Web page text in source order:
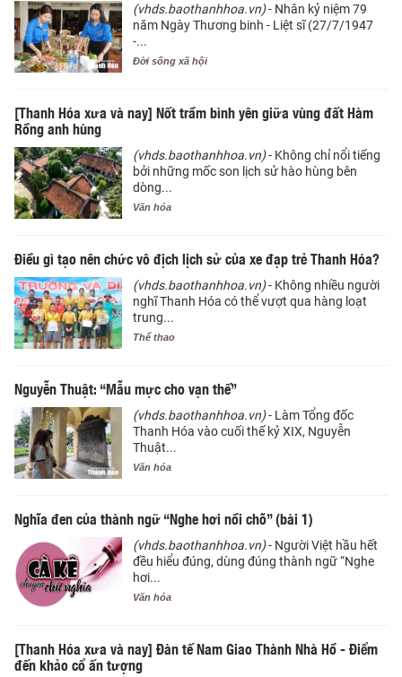
(vhds.baothanhhoa.vn)- Nhân kỷ niệm 79
năm Ngày Thương binh - Liệt sĩ (27/7/1947
-...
Đời sống xã hội
[Thanh Hóa xưa và nay] Nốt trầm bình yên giữa vùng đất Hàm
Rồng anh hùng
(vhds.baothanhhoa.vn)- Không chỉ nổi tiếng
bởi những mốc son lịch sử hào hùng bên
dòng...
Văn hóa
Điều gì tạo nên chức vô địch lịch sử của xe đạp trẻ Thanh Hóa?
(vhds.baothanhhoa.vn)- Không nhiều người
nghĩ Thanh Hóa có thể vượt qua hàng loạt
trung...
Thể thao
Nguyễn Thuật: “Mẫu mực cho vạn thế”
(vhds.baothanhhoa.vn)- Làm Tổng đốc
Thanh Hóa vào cuối thế kỷ XIX, Nguyễn
Thuật...
Văn hóa
Nghĩa đen của thành ngữ “Nghe hơi nồi chõ” (bài 1)
(vhds.baothanhhoa.vn)- Người Việt hầu hết
đều hiểu đúng, dùng đúng thành ngữ “Nghe
hơi...
Văn hóa
[Thanh Hóa xưa và nay] Đàn tế Nam Giao Thành Nhà Hồ - Điểm
đến khảo cổ ấn tượng